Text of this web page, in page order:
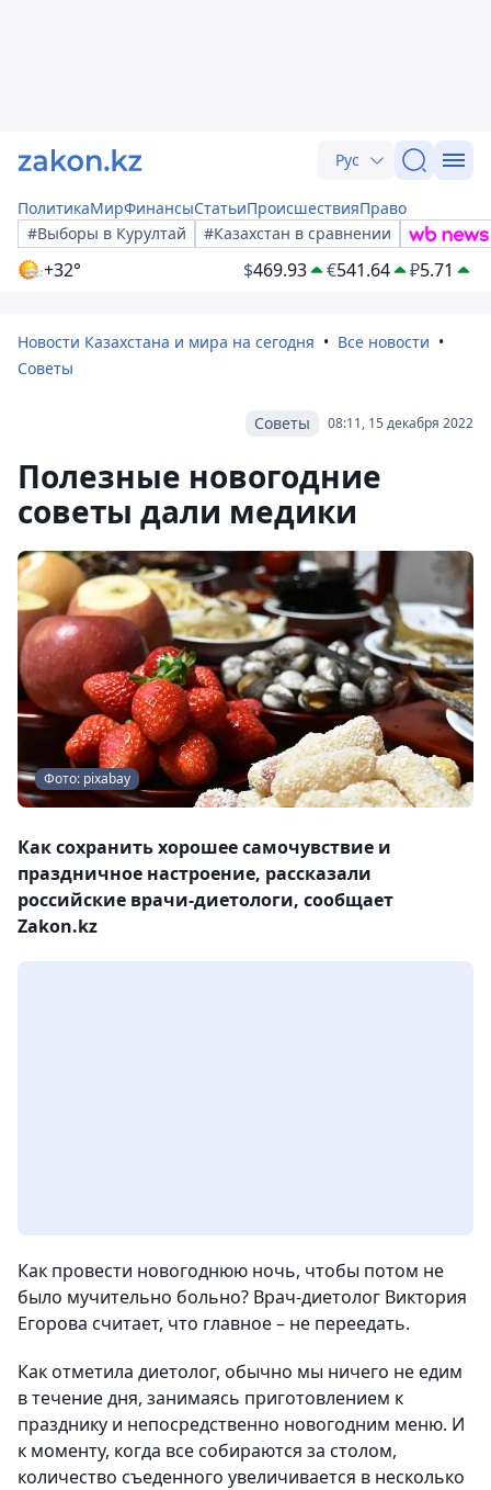
Рус
ПолитикаМирФинансыСтатьиПроисшествияПраво
#Выборы в Курултай
#Казахстан в сравнении
+32° $469.93 €541.64 ₽5.71
Новости Казахстана и мира на сегодня
Все новости
Советы
08:11, 15 декабря 2022
Советы
Полезные новогодние
советы дали медики
Фото: pixabay
Как сохранить хорошее самочувствие и
праздничное настроение, рассказали
российские врачи-диетологи, сообщает
Zakon.kz
Как провести новогоднюю ночь, чтобы потом не
было мучительно больно? Врач-диетолог Виктория
Егорова считает, что главное – не переедать.
Как отметила диетолог, обычно мы ничего не едим
в течение дня, занимаясь приготовлением к
празднику и непосредственно новогодним меню. И
к моменту, когда все собираются за столом,
количество съеденного увеличивается в несколько